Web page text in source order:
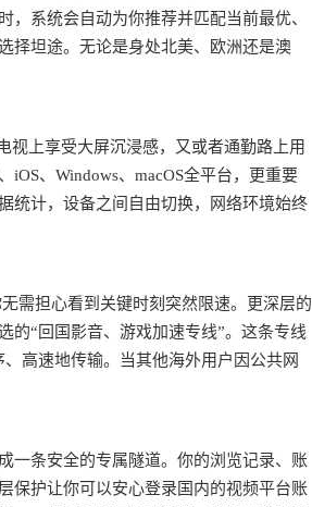
系统会自动为你推荐并匹配当前最优、
择坦途。无论是身处北美、欧洲还是澳
视上享受大屏沉浸感，又或者通勤路上用
、Windows、macOS全平台，更重要
统计，设备之间自由切换，网络环境始终
需担心看到关键时刻突然限速。更深层的
的“回国影音、游戏加速专线”。这条专线
高速地传输。当其他海外用户因公共网
一条安全的专属隧道。你的浏览记录、账
保护让你可以安心登录国内的视频平台账